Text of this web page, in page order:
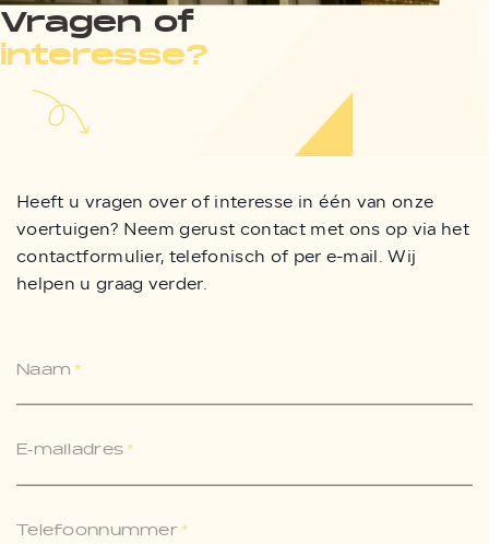
Vragen of
interesse?
Heeft u vragen over of interesse in één van onze
voertuigen? Neem gerust contact met ons op via het
contactformulier, telefonisch of per e-mail. Wij
helpen u graag verder.
Naam*
E-mailadres*
Telefoonnummer*